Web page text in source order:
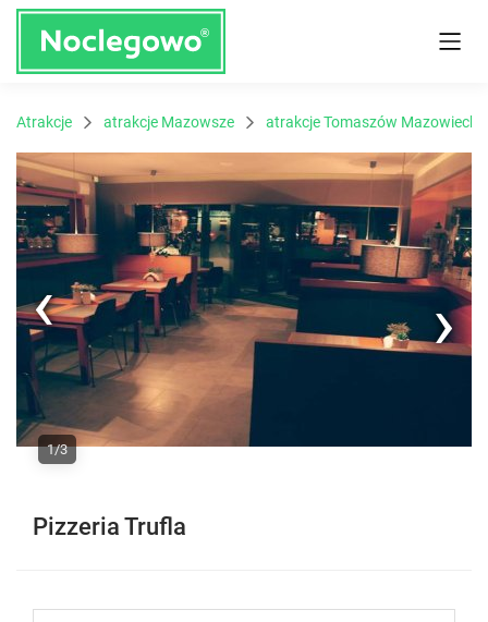
Atrakcje atrakcje Mazowsze atrakcje Tomaszów Mazowiecki
Next
1/3
Pizzeria Trufla